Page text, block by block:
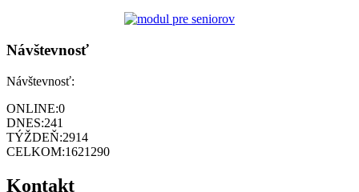
Návštevnosť
Návštevnosť:
ONLINE:0
DNES:241
TÝŽDEŇ:2914
CELKOM:1621290
Kontakt